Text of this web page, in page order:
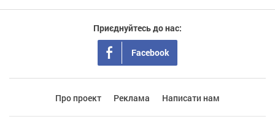
Приєднуйтесь до нас:
Facebook
Про проект Реклама Написати нам